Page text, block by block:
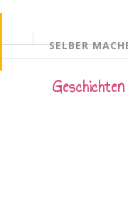
KINDERSEITE
SELBER
Geschichten